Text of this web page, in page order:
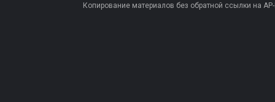
Копирование материалов без обратной ссылки на